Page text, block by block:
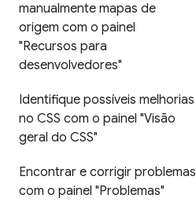
manualmente mapas de
origem com o painel
"Recursos para
desenvolvedores"
Identifique possíveis melhorias
no CSS com o painel "Visão
geral do CSS"
Encontrar e corrigir problemas
com o painel "Problemas"